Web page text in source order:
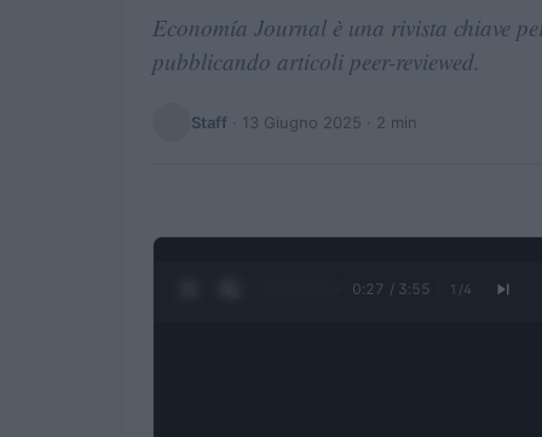
Economía Journal è una rivista chiave
pubblicando articoli peer-reviewed.
Staff · 13 Giugno 2025 · 2 min
0:28 / 3:55 1 /4